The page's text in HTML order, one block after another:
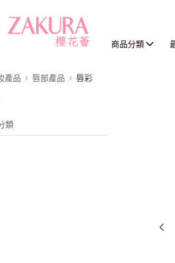
商品分類
產品 唇部產品 唇彩
類